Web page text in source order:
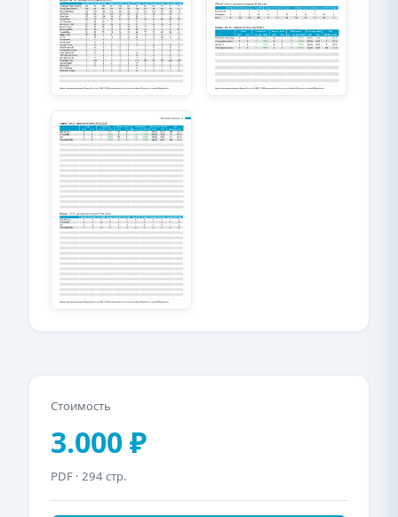
Стоимость
3.000 ₽
PDF · 294 стр.